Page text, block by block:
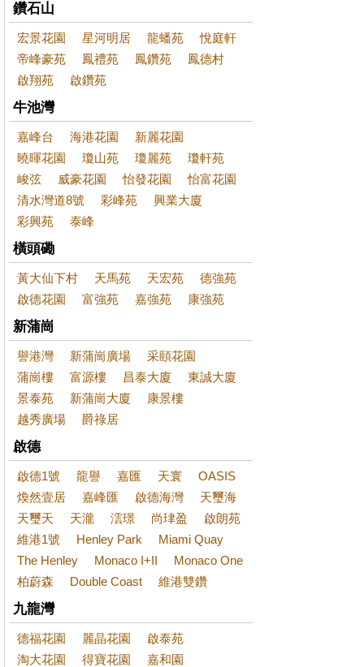
鑽石山
宏景花園 星河明居 龍蟠苑
悅庭軒
帝峰豪苑
鳳禮苑 鳳鑽苑
鳳德村
啟翔苑
啟鑽苑
牛池灣
嘉峰台 海港花園
新麗花園
曉暉花園
瓊山苑 瓊麗苑
瓊軒苑
峻弦
威豪花園 怡發花園
怡富花園
清水灣道8號
彩峰苑
興業大廈
彩興苑
泰峰
橫頭磡
黃大仙下村 天馬苑 天宏苑
德強苑
啟德花園
富強苑 嘉強苑 康強苑
新蒲崗
譽港灣 新蒲崗廣場
采頤花園
蒲崗樓
富源樓 昌泰大廈
東誠大廈
景泰苑
新蒲崗大廈
康景樓
越秀廣場
爵祿居
啟德
啟德1號 龍譽 嘉匯 天寰
OASIS
煥然壹居
嘉峰匯 啟德海灣
天璽海
天璽天
天瀧 澐璟 尚珒盈
啟朗苑
維港1號
Henley Park
Miami Quay
The Henley
Monaco I+II
Monaco One
柏蔚森
Double Coast 維港雙鑽
九龍灣
德福花園 麗晶花園
啟泰苑
淘大花園
得寶花園 嘉和園